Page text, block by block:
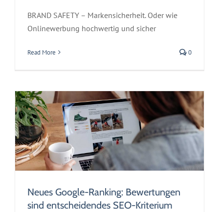
BRAND SAFETY – Markensicherheit. Oder wie
Onlinewerbung hochwertig und sicher
Read More 0
Neues Google-Ranking: Bewertungen sind
Neues Google-Ranking: Bewertungen
sind entscheidendes SEO-Kriterium